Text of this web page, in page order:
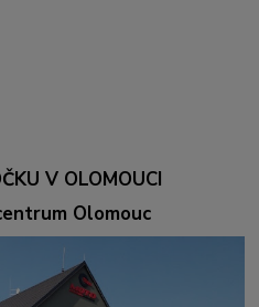
V OLOMOUCI
Olomouc